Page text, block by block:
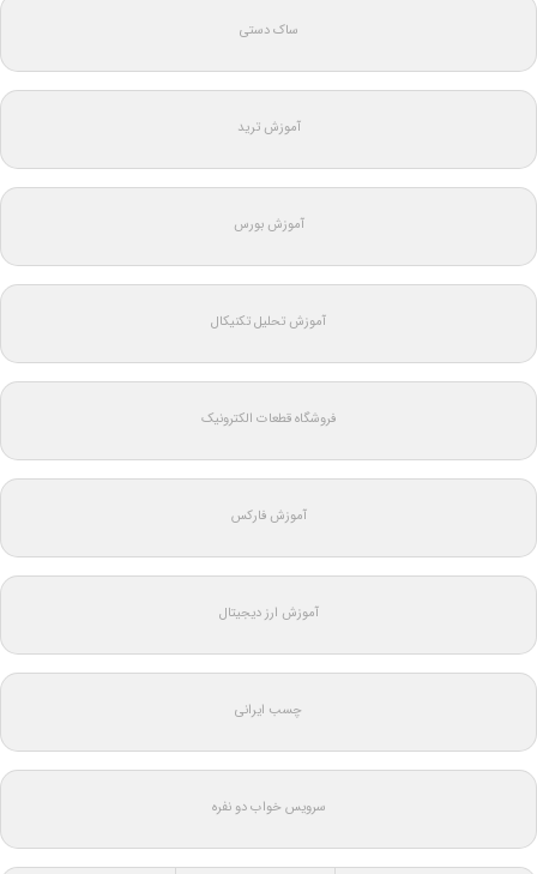
ساک دستی
آموزش ترید
آموزش بورس
آموزش تحلیل تکنیکال
فروشگاه قطعات الکترونیک
آموزش فارکس
آموزش ارز دیجیتال
چسب ایرانی
سرویس خواب دو نفره